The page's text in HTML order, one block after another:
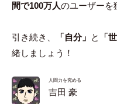
間で100万人のユーザーを
引き続き、 「自分」 と 「
緒しましょう！
人間力を究める
吉田 豪